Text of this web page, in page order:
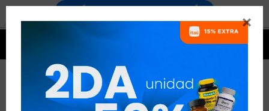

FÓRMULAS COMPUESTAS